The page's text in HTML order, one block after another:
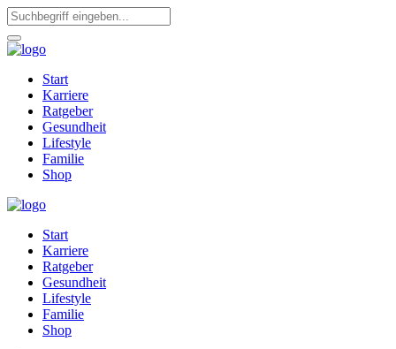
Start
Karriere
Ratgeber
Gesundheit
Lifestyle
Familie
Shop
Start
Karriere
Ratgeber
Gesundheit
Lifestyle
Familie
Shop